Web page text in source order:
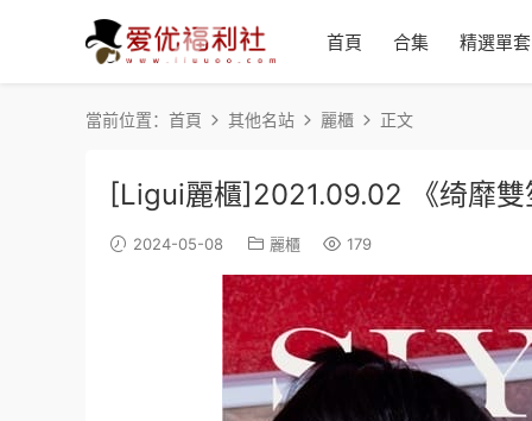
首頁 合集 精選單套
當前位置： 首頁 其他名站 麗櫃 正文
[Ligui麗櫃]2021.09.02 《绮靡
2024-05-08 麗櫃 179